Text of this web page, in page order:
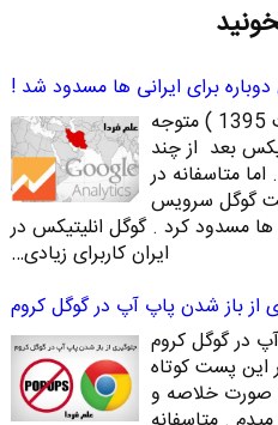
برای ایرانی ها مسدود شد !
چند روز پیش ( 25 اردیبهشت 1395 ) متوجه
بعد از چند
متاسفانه در
شرکت گوگل سرویس
ها مسدود کرد . گوگل انلیتیکس در
ایران کاربرای زیادی…
از باز شدن پاپ آپ در گوگل کروم
در گوگل کروم
این پست کوتاه
صورت خلاصه و